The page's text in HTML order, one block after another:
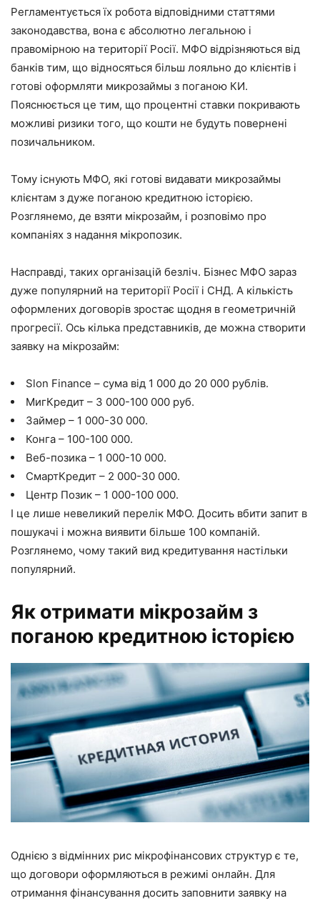
Регламентується їх робота відповідними статтями
законодавства, вона є абсолютно легальною і
правомірною на території Росії. МФО відрізняються від
банків тим, що відносяться більш лояльно до клієнтів і
готові оформляти микрозаймы з поганою КИ.
Пояснюється це тим, що процентні ставки покривають
можливі ризики того, що кошти не будуть повернені
позичальником.
Тому існують МФО, які готові видавати микрозаймы
клієнтам з дуже поганою кредитною історією.
Розглянемо, де взяти мікрозайм, і розповімо про
компаніях з надання мікропозик.
Насправді, таких організацій безліч. Бізнес МФО зараз
дуже популярний на території Росії і СНД. А кількість
оформлених договорів зростає щодня в геометричній
прогресії. Ось кілька представників, де можна створити
заявку на мікрозайм:
Slon Finance – сума від 1 000 до 20 000 рублів.
МигКредит – 3 000-100 000 руб.
Займер – 1 000-30 000.
Конга – 100-100 000.
Веб-позика – 1 000-10 000.
СмартКредит – 2 000-30 000.
Центр Позик – 1 000-100 000.
І це лише невеликий перелік МФО. Досить вбити запит в
пошукачі і можна виявити більше 100 компаній.
Розглянемо, чому такий вид кредитування настільки
популярний.
Як отримати мікрозайм з
поганою кредитною історією
Однією з відмінних рис мікрофінансових структур є те,
що договори оформляються в режимі онлайн. Для
отримання фінансування досить заповнити заявку на